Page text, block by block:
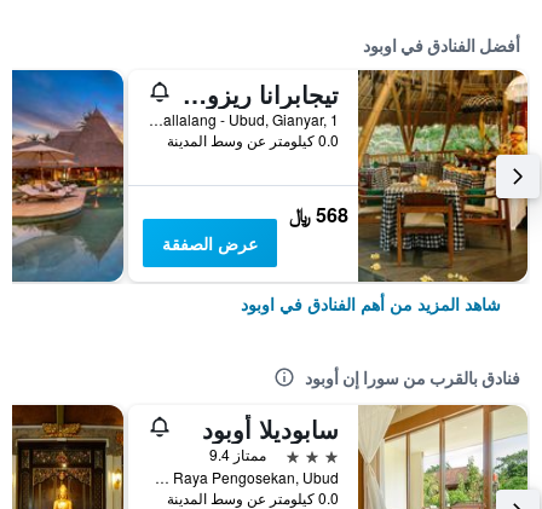
أفضل الفنادق في اوبود
تيجابرانا ريزورت آند سبا
Banjar Sapat, Tegallalang - Ubud, Gianyar, 1, اوبود, إندونيسيا
0.0 كيلومتر عن وسط المدينة
568 ﷼
عرض الصفقة
شاهد المزيد من أهم الفنادق في اوبود
فنادق بالقرب من سورا إن أوبود
سابوديلا أوبود
3 نجوم
ممتاز 9.4
Jalan Raya Pengosekan, Ubud, اوبود, إندونيسيا
0.0 كيلومتر عن وسط المدينة